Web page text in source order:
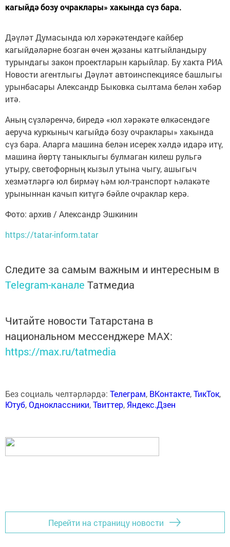
кагыйдә бозу очраклары» хакында сүз бара.
Дәүләт Думасында юл хәрәкәтендәге кайбер
кагыйдәләрне бозган өчен җәзаны катгыйландыру
турындагы закон проектларын карыйлар. Бу хакта РИА
Новости агентлыгы Дәүләт автоинспекциясе башлыгы
урынбасары Александр Быковка сылтама белән хәбәр
итә.
Аның сүзләренчә, биредә «юл хәрәкәте өлкәсендәге
аеруча куркыныч кагыйдә бозу очраклары» хакында
сүз бара. Аларга машина белән исерек хәлдә идарә итү,
машина йөртү таныклыгы булмаган килеш рульгә
утыру, светофорның кызыл утына чыгу, ашыгыч
хезмәтләргә юл бирмәү һәм юл-транспорт һәлакәте
урыныннан качып китүгә бәйле очраклар керә.
Фото: архив / Александр Эшкинин
https://tatar-inform.tatar
Следите за самым важным и интересным в
Telegram-канале Татмедиа
Читайте новости Татарстана в
национальном мессенджере MАХ:
https://max.ru/tatmedia
Без социаль челтәрләрдә: Телеграм, ВКонтакте,ТикТок,
Ютуб,Одноклассники,Твиттер, Яндекс.Дзен
Перейти на страницу новости